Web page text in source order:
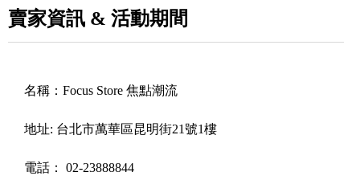
賣家資訊 & 活動期間
名稱： Focus Store 焦點潮流
地址: 台北市萬華區昆明街21號1樓
電話： 02-23888844